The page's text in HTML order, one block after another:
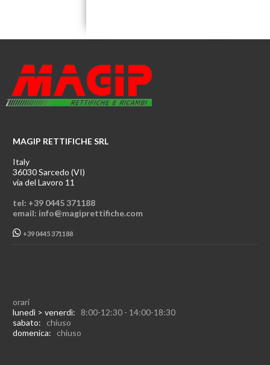
MAGIP RETTIFICHE SRL
Italy
36030 Sarcedo (VI)
via del Lavoro 11
tel: +39 0445 371188
email: info@magiprettifiche.com
+39 0445 371188
orari
lunedì > venerdì: 8:00-12:30 - 14:00-18:30
sabato: chiuso
domenica: chiuso